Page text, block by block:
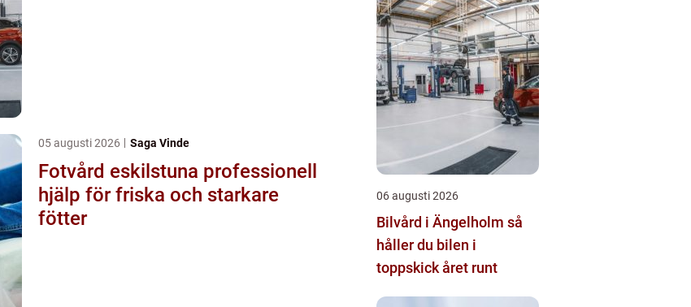
05 augusti 2026 Saga Vinde
Fotvård eskilstuna professionell
hjälp för friska och starkare
fötter
06 augusti 2026
Bilvård i Ängelholm så
håller du bilen i
toppskick året runt